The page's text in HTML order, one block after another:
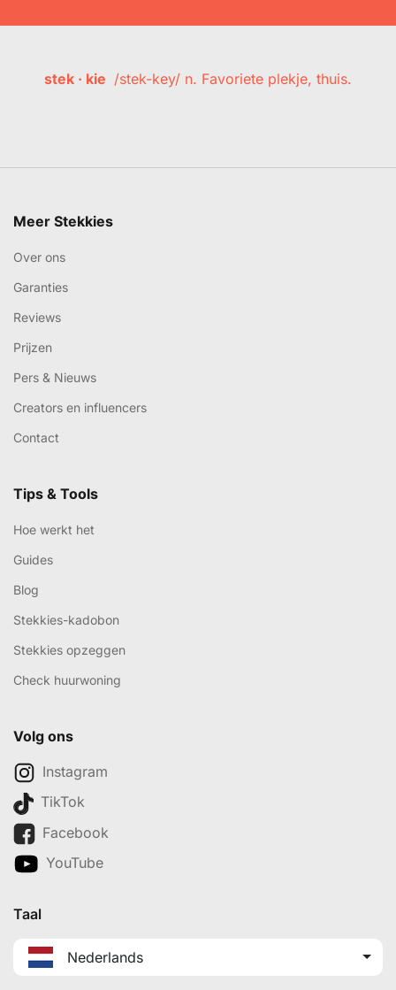
stek · kie /stek-key/ n. Favoriete plekje, thuis.
Meer Stekkies
Over ons
Garanties
Reviews
Prijzen
Pers & Nieuws
Creators en influencers
Contact
Tips & Tools
Hoe werkt het
Guides
Blog
Stekkies-kadobon
Stekkies opzeggen
Check huurwoning
Volg ons
Instagram
TikTok
Facebook
YouTube
Taal
Nederlands